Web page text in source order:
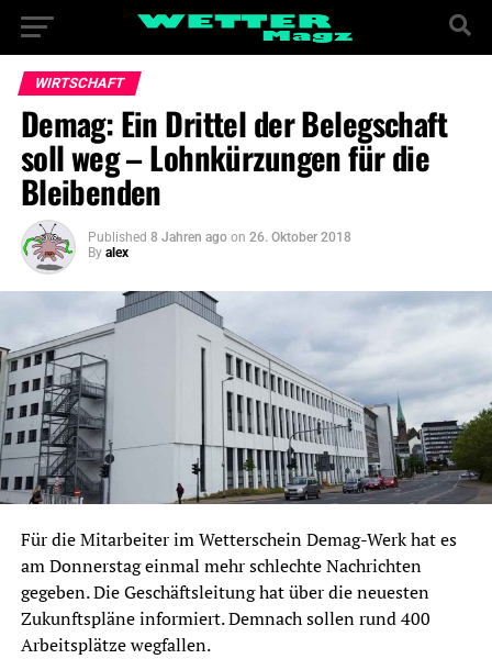
WIRTSCHAFT
Demag: Ein Drittel der Belegschaft
soll weg – Lohnkürzungen für die
Bleibenden
Published 8 Jahren ago on 26. Oktober 2018
By alex
Für die Mitarbeiter im Wetterschein Demag-Werk hat es
am Donnerstag einmal mehr schlechte Nachrichten
gegeben. Die Geschäftsleitung hat über die neuesten
Zukunftspläne informiert. Demnach sollen rund 400
Arbeitsplätze wegfallen.